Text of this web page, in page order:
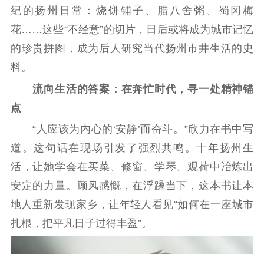
纪的扬州日常：烧饼铺子、腊八舍粥、蜀冈梅
花……这些“不经意”的切片，日后或将成为城市记忆
的珍贵拼图，成为后人研究当代扬州市井生活的史
料。
流向生活的答案：在奔忙时代，寻一处精神锚
点
“人应该为内心的‘安静’而奋斗。”欣力在书中写
道。这句话在现场引发了强烈共鸣。十年扬州生
活，让她学会在买菜、修窗、学琴、观荷中冶炼出
安定的力量。顾风感慨，在浮躁当下，这本书让本
地人重新发现家乡，让年轻人看见“如何在一座城市
扎根，把平凡日子过得丰盈”。